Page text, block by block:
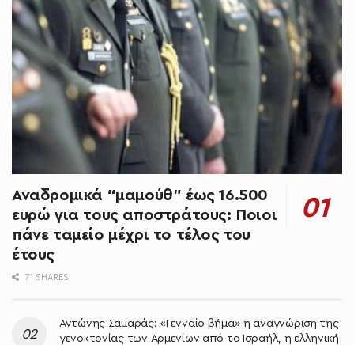
Αναδρομικά “μαμούθ” έως 16.500
ευρώ για τους αποστράτους: Ποιοι
πάνε ταμείο μέχρι το τέλος του
έτους
71 SHARES
Αντώνης Σαμαράς: «Γενναίο βήμα» η αναγνώριση της
γενοκτονίας των Αρμενίων από το Ισραήλ, η ελληνική